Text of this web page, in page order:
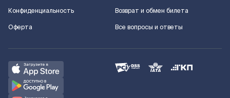
Конфиденциальность
Оферта
Возврат и обмен билета
Все вопросы и ответы